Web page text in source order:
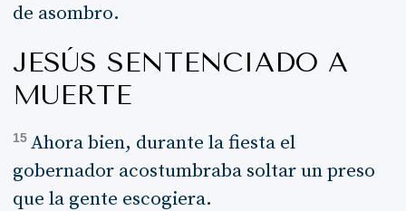
de asombro.
JESÚS SENTENCIADO A
MUERTE
15 Ahora bien, durante la fiesta el
gobernador acostumbraba soltar un preso
que la gente escogiera.